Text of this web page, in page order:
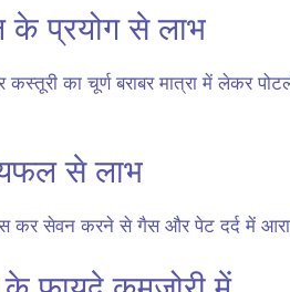
प्रयोग से लाभ
कस्तूरी का चूर्ण बराबर मात्रा में लेकर
से लाभ
कर सेवन करने से गैस और पेट दर्द में